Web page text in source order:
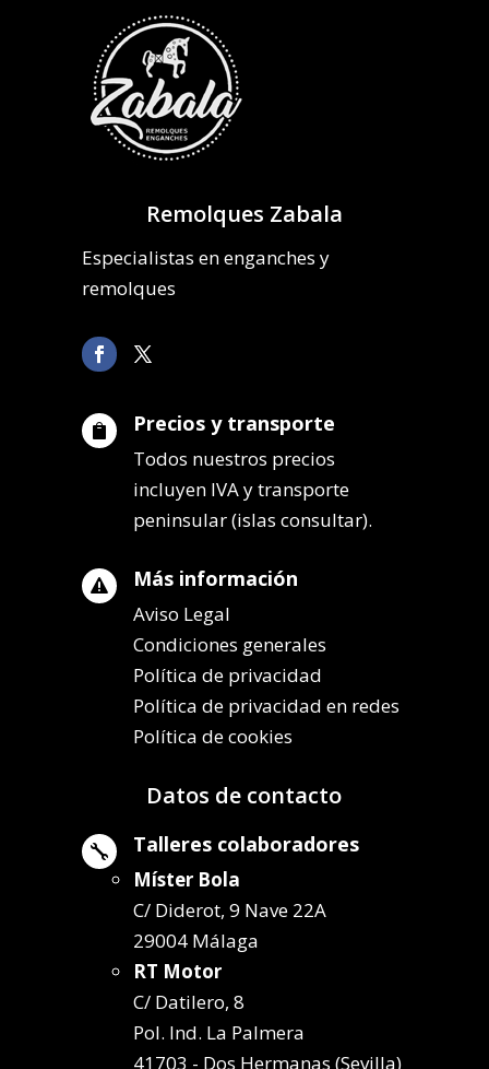
Remolques Zabala
Especialistas en enganches y
remolques
 Precios y transporte
Todos nuestros precios
incluyen IVA y transporte
peninsular (islas consultar).
 Más información
Aviso Legal
Condiciones generales
Política de privacidad
Política de privacidad en redes
Política de cookies
Datos de contacto
 Talleres colaboradores
Míster Bola
C/ Diderot, 9 Nave 22A
29004 Málaga
RT Motor
C/ Datilero, 8
Pol. Ind. La Palmera
41703 - Dos Hermanas (Sevilla)